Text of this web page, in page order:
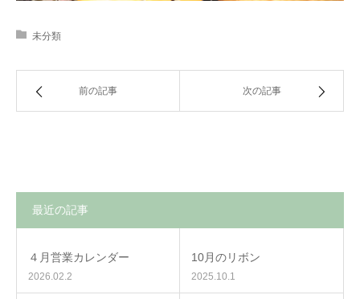
未分類
前の記事 次の記事
最近の記事
４月営業カレンダー
2026.02.2
10月のリボン
2025.10.1